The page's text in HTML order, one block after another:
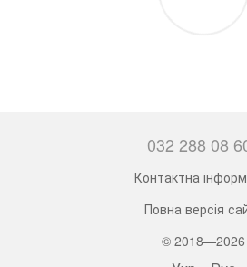
032 288 08
Контактна
Повна версія
© 2018—2026